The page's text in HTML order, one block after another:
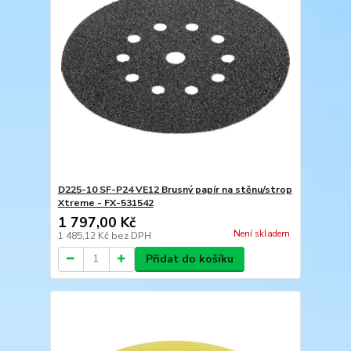
D225-10 SF-P24 VE12 Brusný papír na stěnu/strop
Xtreme - FX-531542
1 797,00 Kč
1 485,12 Kč bez DPH Není skladem
Přidat do košíku